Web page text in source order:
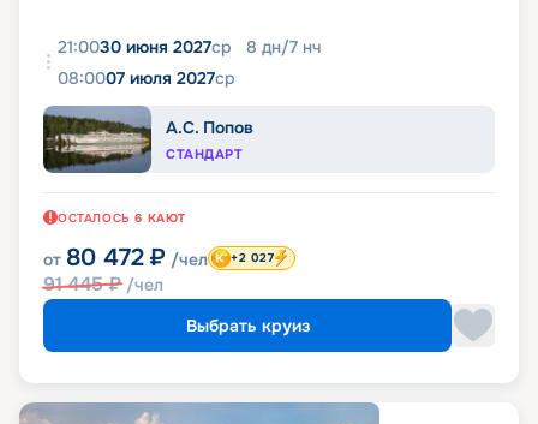
21:0030 июня 2027ср 8 дн/7 нч
08:0007 июля 2027ср
А.С. Попов
СТАНДАРТ
ОСТАЛОСЬ 6 КАЮТ
от 80 472 ₽ /чел
91 445₽ /чел
+2 027
Выбрать круиз